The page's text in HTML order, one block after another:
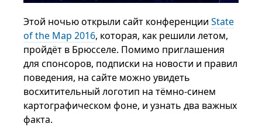
Этой ночью открыли сайт конференцииState
of the Map 2016, которая, как решили летом,
пройдёт в Брюсселе. Помимо приглашения
для спонсоров, подписки на новости и правил
поведения, на сайте можно увидеть
восхитительный логотип на тёмно-синем
картографическом фоне, и узнать два важных
факта.